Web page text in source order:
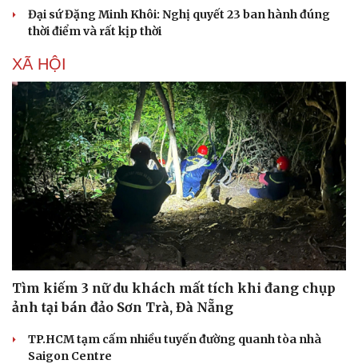
Đại sứ Đặng Minh Khôi: Nghị quyết 23 ban hành đúng
thời điểm và rất kịp thời
XÃ HỘI
Tìm kiếm 3 nữ du khách mất tích khi đang chụp
ảnh tại bán đảo Sơn Trà, Đà Nẵng
TP.HCM tạm cấm nhiều tuyến đường quanh tòa nhà
Saigon Centre